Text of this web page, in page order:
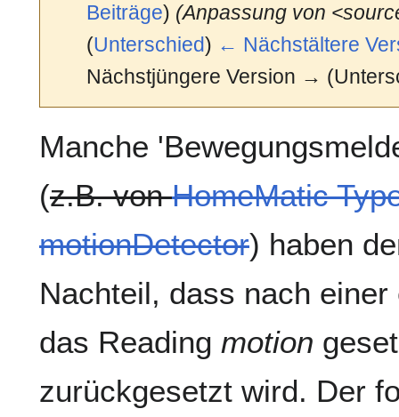
Beiträge) (Anpassung von
(Unterschied) ← Nächstältere
Nächstjüngere Version →
Manche
(z.B. vonHomeMatic
motionDetector) haben
Nachteil, dass nach
das Reading motion
zurückgesetzt wird. Der